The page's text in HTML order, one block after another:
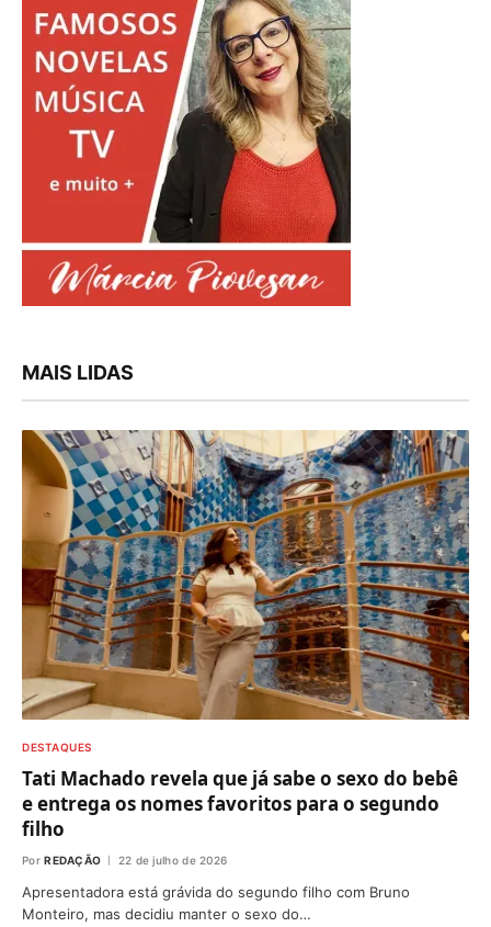
MAIS LIDAS
DESTAQUES
Tati Machado revela que já sabe o sexo do bebê
e entrega os nomes favoritos para o segundo
filho
Por REDAÇÃO 22 de julho de 2026
Apresentadora está grávida do segundo filho com Bruno
Monteiro, mas decidiu manter o sexo do…